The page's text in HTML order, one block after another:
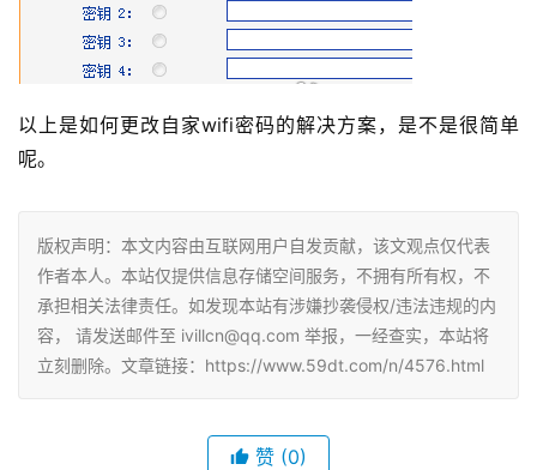
以上是如何更改自家wifi密码的解决方案，是不是很简单
呢。
版权声明：本文内容由互联网用户自发贡献，该文观点仅代表
作者本人。本站仅提供信息存储空间服务，不拥有所有权，不
承担相关法律责任。如发现本站有涉嫌抄袭侵权/违法违规的内
容， 请发送邮件至 ivillcn@qq.com 举报，一经查实，本站将
立刻删除。文章链接：https://www.59dt.com/n/4576.html
赞 (0)